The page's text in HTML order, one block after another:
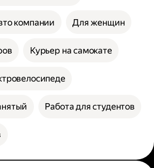
компании Для женщин
Курьер на самокате
Работа для студентов